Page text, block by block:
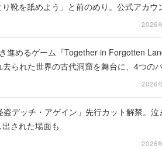
靴を舐めよう」と前のめり。公式アカウ
2026
進めるゲーム『Together in Forgotten
られた世界の古代洞窟を舞台に、4つの
2026
デッチ・アゲイン」先行カット解禁。泣
された場面も
2026